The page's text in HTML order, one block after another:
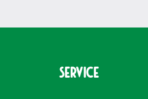
Service